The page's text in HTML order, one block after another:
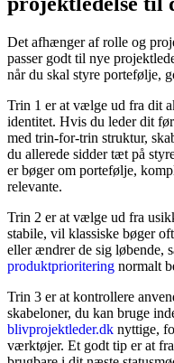
Det afhænger af rolle og
passer godt til nye
når du skal styre portefølje,
Trin 1 er at vælge ud fra dit
identitet. Hvis du leder dit
med trin-for-trin struktur,
du allerede sidder tæt på
er bøger om portefølje,
relevante.
Trin 2 er at vælge ud fra
stabile, vil klassiske bøger
eller ændrer de sig løbende,
produktprioritering normalt
Trin 3 er at kontrollere
skabeloner, du kan bruge
blivprojektleder.dk nyttige,
værktøjer. Et godt tip er at